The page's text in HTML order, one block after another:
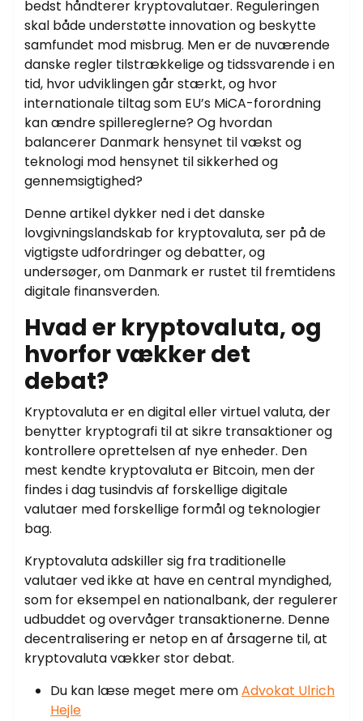
bedst håndterer kryptovalutaer. Reguleringen
skal både understøtte innovation og beskytte
samfundet mod misbrug. Men er de nuværende
danske regler tilstrækkelige og tidssvarende i en
tid, hvor udviklingen går stærkt, og hvor
internationale tiltag som EU’s MiCA-forordning
kan ændre spillereglerne? Og hvordan
balancerer Danmark hensynet til vækst og
teknologi mod hensynet til sikkerhed og
gennemsigtighed?
Denne artikel dykker ned i det danske
lovgivningslandskab for kryptovaluta, ser på de
vigtigste udfordringer og debatter, og
undersøger, om Danmark er rustet til fremtidens
digitale finansverden.
Hvad er kryptovaluta, og
hvorfor vækker det
debat?
Kryptovaluta er en digital eller virtuel valuta, der
benytter kryptografi til at sikre transaktioner og
kontrollere oprettelsen af nye enheder. Den
mest kendte kryptovaluta er Bitcoin, men der
findes i dag tusindvis af forskellige digitale
valutaer med forskellige formål og teknologier
bag.
Kryptovaluta adskiller sig fra traditionelle
valutaer ved ikke at have en central myndighed,
som for eksempel en nationalbank, der regulerer
udbuddet og overvåger transaktionerne. Denne
decentralisering er netop en af årsagerne til, at
kryptovaluta vækker stor debat.
Du kan læse meget mere omAdvokat Ulrich
Hejle